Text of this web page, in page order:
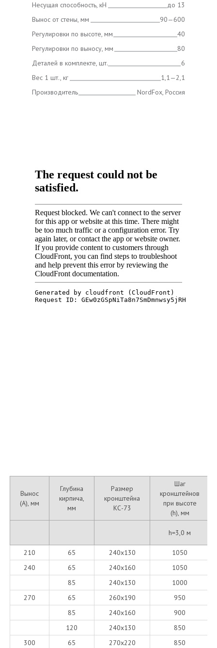
Несущая способность, кН
Вынос от стены, мм
Регулировки по высоте, мм
Регулировки по выносу, мм
Деталей в комплекте, шт.
Вес 1 шт., кг
Производитель
до 13
90—600
40
80
6
1,1—2,1
NordFox, Россия
Вынос
(A), мм
Глубина
кирпича,
мм
Размер
кронштейна
КС-73
Шаг
кронштейнов
при высоте
(h), мм
h=3,0 м
210 65 240х130
1050
240
65 240х160
1050
85
240х130
1000
270
65 260х190
950
85
240х160
900
120
240х130
850
300
65 270х220 850